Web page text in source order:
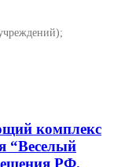
комплекс
“Веселый
РФ.